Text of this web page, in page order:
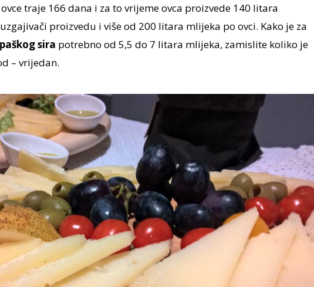
traje 166 dana i za to vrijeme ovca proizvede 140 litara
proizvedu i više od 200 litara mlijeka po ovci. Kako je za
paškog sira potrebno od 5,5 do 7 litara mlijeka, zamislite koliko je
– vrijedan.